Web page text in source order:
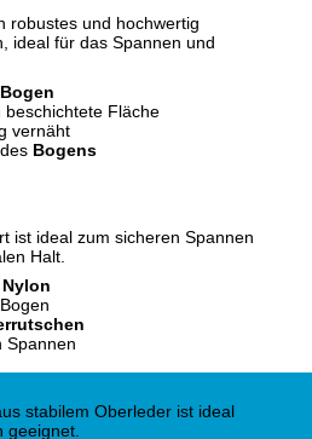
robustes und hochwertig
ideal für das Spannen und
Bogen
beschichtete Fläche
vernäht
Bogens
ist ideal zum sicheren Spannen
Halt.
Nylon
Spannen
stabilem Oberleder ist ideal
geeignet.